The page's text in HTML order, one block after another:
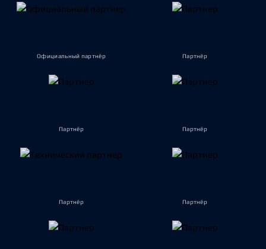
Официальный партнёр Партнёр
Партнёр Партнёр
Партнёр Партнёр